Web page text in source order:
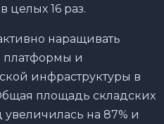
целых 16 раз.
наращивать
платформы и
инфраструктуры в
площадь складских
на 87% и